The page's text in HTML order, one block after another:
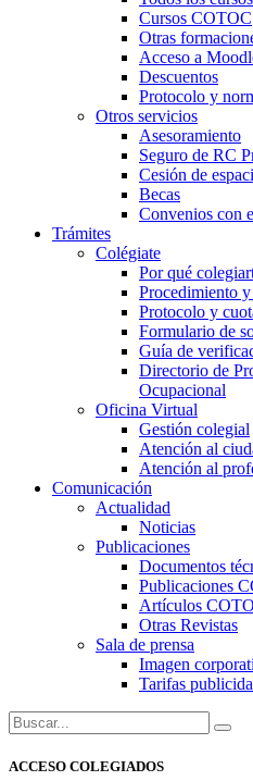
Cursos COTOC
Otras
Acceso a
Descuentos
Protocolo y
Otros servicios
Asesoramiento
Seguro de RC
Cesión de
Becas
Convenios con
Trámites
Colégiate
Por qué
Procedimiento
Protocolo y
Formulario de
Guía de
Directorio de
Ocupacional
Oficina Virtual
Gestión colegial
Atención al
Atención al
Comunicación
Actualidad
Noticias
Publicaciones
Documentos
Publicaciones
Artículos
Otras Revistas
Sala de prensa
Imagen
Tarifas
Buscar:
ACCESO COLEGIADOS